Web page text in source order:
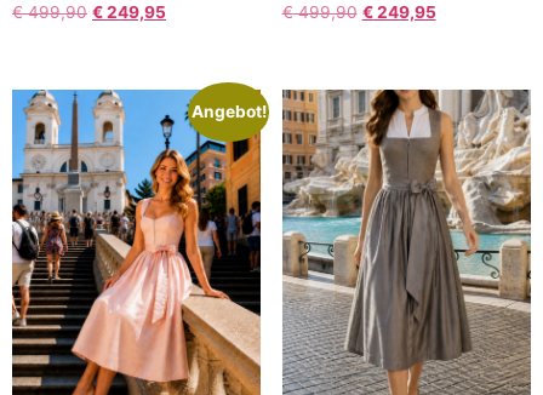
€499,90 €249,95 €499,90 €249,95
Angebot!